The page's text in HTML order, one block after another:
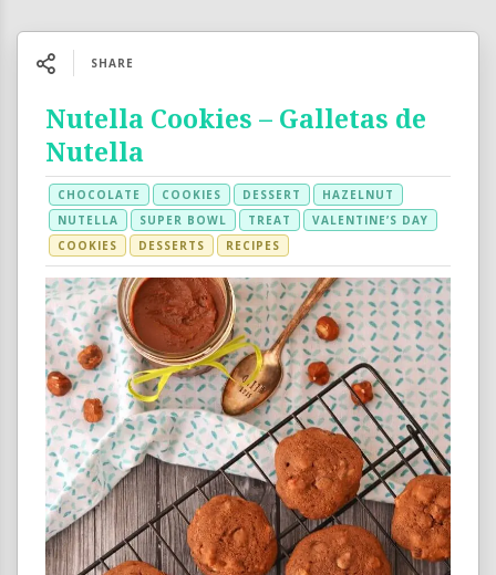
SHARE
Nutella Cookies – Galletas de
Nutella
CHOCOLATE COOKIES DESSERT
HAZELNUT
NUTELLA
SUPER BOWL TREAT
VALENTINE’S DAY
COOKIES
DESSERTS RECIPES